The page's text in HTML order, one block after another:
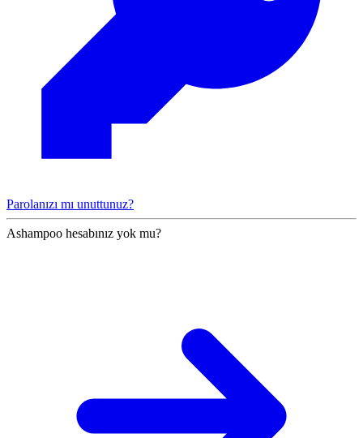
Parolanızı mı unuttunuz?
Ashampoo hesabınız yok mu?